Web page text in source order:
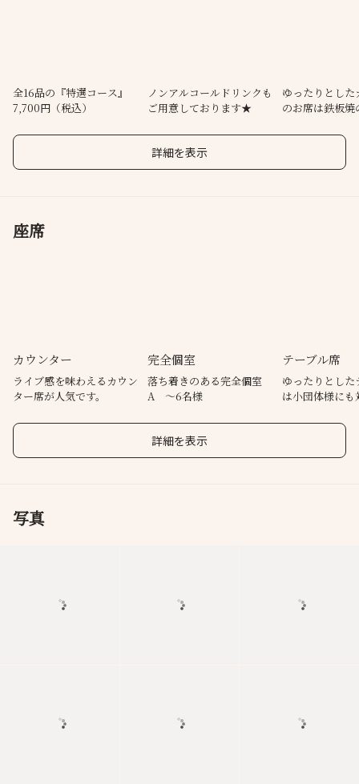
全16品の『特選コース』
7,700円（税込）
ノンアルコールドリンクも
ご用意しております★
ゆったりとした
のお席は鉄板焼
詳細を表示
座席
カウンター
ライブ感を味わえるカウン
ター席が人気です。
完全個室
落ち着きのある完全個室
A ～6名様
テーブル席
ゆったりとした
は小団体様にも
詳細を表示
写真